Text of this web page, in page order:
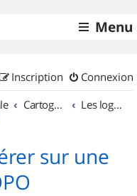
Menu
Connexion
Inscription
Cartographie et GPS Les logiciels
sur une